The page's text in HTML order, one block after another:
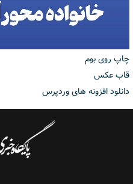
چاپ روی بوم
قاب عکس
دانلود افزونه های وردپرس